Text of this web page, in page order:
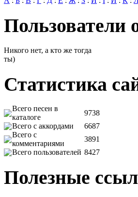
Пользователи
Никого нет, а кто же тогда
ты)
Статистика
Всего песен в
каталоге
9738
Всего с аккордами
6687
Всего с
комментариями
3891
Всего пользователей 8427
Полезные